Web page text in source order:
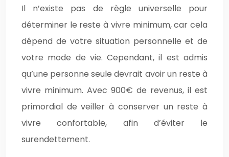
Il n’existe pas de règle universelle pour
déterminer le reste à vivre minimum, car cela
dépend de votre situation personnelle et de
votre mode de vie. Cependant, il est admis
qu’une personne seule devrait avoir un reste à
vivre minimum. Avec 900€ de revenus, il est
primordial de veiller à conserver un reste à
vivre confortable, afin d’éviter le
surendettement.